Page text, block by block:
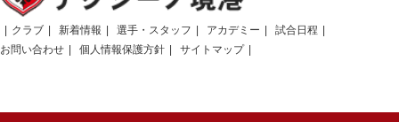
クラブ 新着情報 選手・スタッフ アカデミー
試合日程
お問い合わせ
個人情報保護方針 サイトマップ